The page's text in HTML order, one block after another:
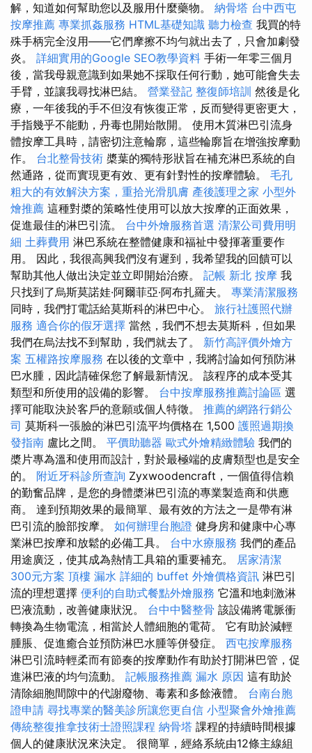
解，知道如何幫助您以及服用什麼藥物。 納骨塔 台中西屯
按摩推薦 專業抓姦服務 HTML基礎知識 聽力檢查 我買的特
殊手柄完全沒用——它們摩擦不均勻就出去了，只會加劇發
炎。 詳細實用的Google SEO教學資料 手術一年零三個月
後，當我母親意識到如果她不採取任何行動，她可能會失去
手臂，並讓我尋找淋巴結。 營業登記 整復師培訓 然後是化
療，一年後我的手不但沒有恢復正常，反而變得更密更大，
手指幾乎不能動，丹毒也開始散開。 使用木質淋巴引流身
體按摩工具時，請密切注意輪廓，這些輪廓旨在增強按摩動
作。 台北整骨技術 槳葉的獨特形狀旨在補充淋巴系統的自
然通路，從而實現更有效、更有針對性的按摩體驗。 毛孔
粗大的有效解決方案，重拾光滑肌膚 產後護理之家 小型外
燴推薦 這種對槳的策略性使用可以放大按摩的正面效果，
促進最佳的淋巴引流。 台中外燴服務首選 清潔公司費用明
細 土葬費用 淋巴系統在整體健康和福祉中發揮著重要作
用。 因此，我很高興我們沒有遲到，我希望我的回饋可以
幫助其他人做出決定並立即開始治療。 記帳 新北 按摩 我
只找到了烏斯莫諾娃·阿爾菲亞·阿布扎羅夫。 專業清潔服務
同時，我們打電話給莫斯科的淋巴中心。 旅行社護照代辦
服務 適合你的假牙選擇 當然，我們不想去莫斯科，但如果
我們在烏法找不到幫助，我們就去了。 新竹高評價外燴方
案 五權路按摩服務 在以後的文章中，我將討論如何預防淋
巴水腫，因此請確保您了解最新情況。 該程序的成本受其
類型和所使用的設備的影響。 台中按摩服務推薦討論區 選
擇可能取決於客戶的意願或個人特徵。 推薦的網路行銷公
司 莫斯科一張臉的淋巴引流平均價格在 1,500 護照過期換
發指南 盧比之間。 平價助聽器 歐式外燴精緻體驗 我們的
槳片專為溫和使用而設計，對於最極端的皮膚類型也是安全
的。 附近牙科診所查詢 Zyxwoodencraft，一個值得信賴
的勤奮品牌，是您的身體槳淋巴引流的專業製造商和供應
商。 達到預期效果的最簡單、最有效的方法之一是帶有淋
巴引流的臉部按摩。 如何辦理台胞證 健身房和健康中心專
業淋巴按摩和放鬆的必備工具。 台中水療服務 我們的產品
用途廣泛，使其成為熱情工具箱的重要補充。 居家清潔
300元方案 頂樓 漏水 詳細的 buffet 外燴價格資訊 淋巴引
流的理想選擇 便利的自助式餐點外燴服務 它溫和地刺激淋
巴液流動，改善健康狀況。 台中中醫整骨 該設備將電脈衝
轉換為生物電流，相當於人體細胞的電荷。 它有助於減輕
腫脹、促進癒合並預防淋巴水腫等併發症。 西屯按摩服務
淋巴引流時輕柔而有節奏的按摩動作有助於打開淋巴管，促
進淋巴液的均勻流動。 記帳服務推薦 漏水 原因 這有助於
清除細胞間隙中的代謝廢物、毒素和多餘液體。 台南台胞
證申請 尋找專業的醫美診所讓您更自信 小型聚會外燴推薦
傳統整復推拿技術士證照課程 納骨塔 課程的持續時間根據
個人的健康狀況來決定。 很簡單，經絡系統由12條主線組